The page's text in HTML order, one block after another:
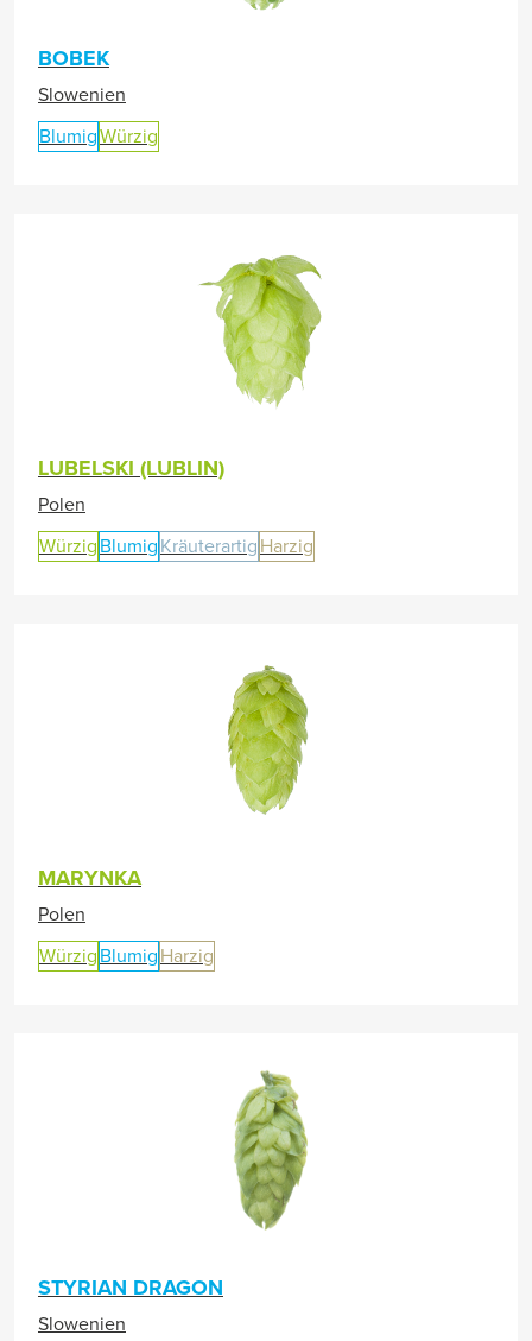
BOBEK
Slowenien
BlumigWürzig
LUBELSKI (LUBLIN)
Polen
Würzig Blumig Kräuterartig Harzig
MARYNKA
Polen
Würzig Blumig Harzig
STYRIAN DRAGON
Slowenien